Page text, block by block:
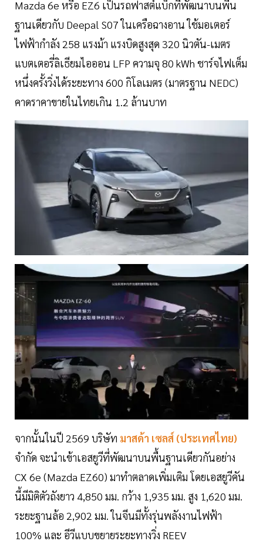
Mazda 6e หรือ EZ6 เป็นรถฟาสต์แบ็กที่พัฒนาบนพื้น
ฐานเดียวกับ Deepal S07 ในเครือฉางอาน ใช้มอเตอร์
ไฟฟ้ากำลัง 258 แรงม้า แรงบิดสูงสุด 320 นิวตัน-เมตร
แบตเตอรี่ลิเธียมไอออน LFP ความจุ 80 kWh ชาร์จไฟเต็ม
หนึ่งครั้งวิ่งได้ระยะทาง 600 กิโลเมตร (มาตรฐาน NEDC)
คาดราคาขายในไทยเกิน 1.2 ล้านบาท
จากนั้นในปี 2569 บริษัท มาสด้า เซลส์ (ประเทศไทย)
จำกัด จะนำเข้าเอสยูวีที่พัฒนาบนพื้นฐานเดียวกันอย่าง
CX 6e (Mazda EZ60) มาทำตลาดเพิ่มเติม โดยเอสยูวีคัน
นี้มีมิติตัวถังยาว 4,850 มม. กว้าง 1,935 มม. สูง 1,620 มม.
ระยะฐานล้อ 2,902 มม. ในจีนมีทั้งรุ่นพลังงานไฟฟ้า
100% และ อีวีแบบขยายระยะทางวิ่ง REEV